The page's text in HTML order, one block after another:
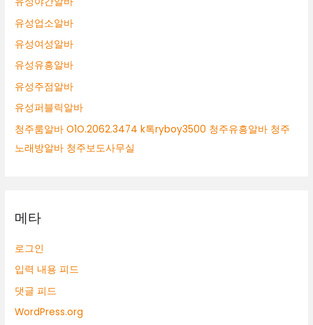
유성업소알바
유성여성알바
유성유흥알바
유성주점알바
유성퍼블릭알바
청주룸알바 O1O.2062.3474 k톡ryboy3500 청주유흥알바 청주
노래방알바 청주보도사무실
메타
로그인
입력 내용 피드
댓글 피드
WordPress.org